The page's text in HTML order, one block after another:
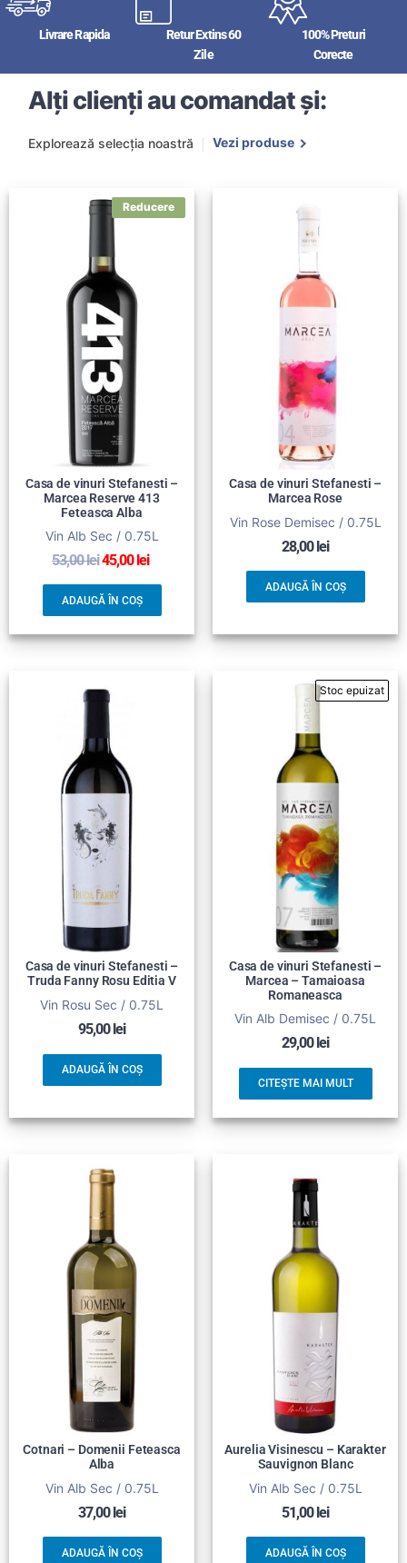
Livrare Rapida
Retur Extins 60
Zile
100% Preturi
Corecte
Alți clienți au comandat și:
Explorează selecția noastră Vezi produse
Casa de vinuri Stefanesti –
Marcea Reserve 413
Feteasca Alba
Vin Alb Sec / 0.75L
53,00lei45,00lei
ADAUGĂ ÎN COȘ
Casa de vinuri Stefanesti –
Marcea Rose
Vin Rose Demisec / 0.75L
28,00lei
ADAUGĂ ÎN COȘ
Casa de vinuri Stefanesti –
Truda Fanny Rosu Editia V
Vin Rosu Sec / 0.75L
95,00 lei
ADAUGĂ ÎN COȘ
Casa de vinuri Stefanesti –
Marcea – Tamaioasa
Romaneasca
Vin Alb Demisec / 0.75L
29,00 lei
CITEȘTE MAI MULT
Cotnari – Domenii Feteasca
Alba
Vin Alb Sec / 0.75L
37,00lei
ADAUGĂ ÎN COȘ
Aurelia Visinescu – Karakter
Sauvignon Blanc
Vin Alb Sec / 0.75L
51,00lei
ADAUGĂ ÎN COȘ